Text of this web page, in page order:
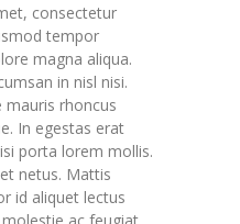
consectetur
tempor
magna aliqua.
in nisl nisi.
mauris rhoncus
In egestas erat
porta lorem mollis.
netus. Mattis
id aliquet lectus